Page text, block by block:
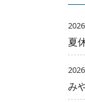
夏
み